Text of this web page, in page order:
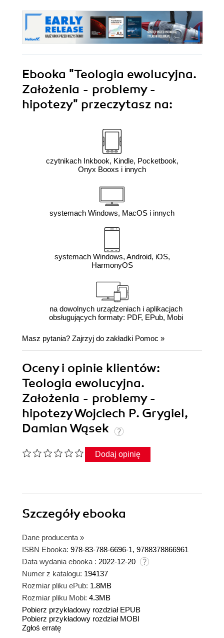
Ebooka "Teologia ewolucyjna.
Założenia - problemy -
hipotezy" przeczytasz na:
czytnikach Inkbook, Kindle, Pocketbook,
Onyx Booxs i innych
systemach Windows, MacOS i innych
systemach Windows, Android, iOS,
HarmonyOS
na dowolnych urządzeniach i aplikacjach
obsługujących formaty: PDF, EPub, Mobi
Masz pytania? Zajrzyj do zakładki Pomoc »
Oceny i opinie klientów:
Teologia ewolucyjna.
Założenia - problemy -
hipotezy Wojciech P. Grygiel,
Damian Wąsek
Dodaj opinię
Szczegółyebooka
Dane producenta »
ISBN Ebooka: 978-83-788-6696-1, 9788378866961
Data wydania ebooka : 2022-12-20
Numer z katalogu: 194137
Rozmiar pliku ePub: 1.8MB
Rozmiar pliku Mobi: 4.3MB
Pobierz przykładowy rozdział EPUB
Pobierz przykładowy rozdział MOBI
Zgłoś erratę